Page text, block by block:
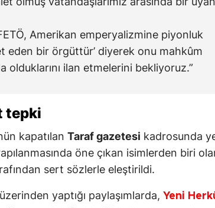
Amerikan emperyalizmine piyonluk
eden bir örgüttür’ diyerek onu mahkûm
olduklarını ilan etmelerini bekliyoruz.”
tepki
kapatılan Taraf gazetesi kadrosunda
öne çıkan isimlerden biri
sert sözlerle eleştirildi.
yaptığı paylaşımlarda, Yeni